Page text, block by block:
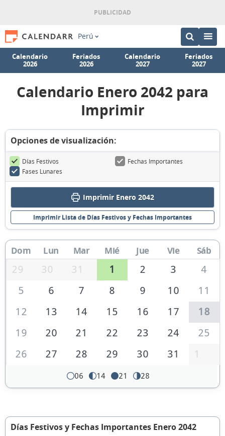
Perú
Calendario
2026
Feriados
2026
Calendario
2027
Feriados
2027
Calendario Enero 2042 para
Imprimir
Opciones de visualización:
Días Festivos
Fechas Importantes
Fases Lunares
Imprimir Enero 2042
Imprimir Lista de Días Festivos y Fechas Importantes
Dom Lun Mar Mié Jue Vie Sáb
29 30 31 1 2 3
4
5
6 7 8 9 10
11
12
13 14 15 16 17
18
19
20 21 22 23 24
25
26
27 28 29 30 31 1
06 14 21 28
Días Festivos y Fechas Importantes Enero 2042